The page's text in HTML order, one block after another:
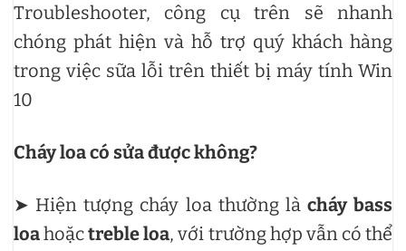
Troubleshooter, công cụ trên sẽ nhanh
chóng phát hiện và hỗ trợ quý khách hàng
trong việc sữa lỗi trên thiết bị máy tính Win
10
Cháy loa có sửa được không?
➤ Hiện tượng cháy loa thường là cháy bass
loahoặctreble loa, với trường hợp vẫn có thể